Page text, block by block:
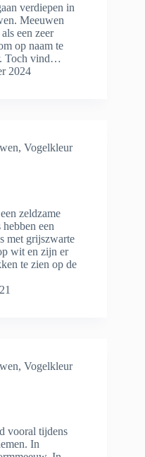
verdiepen in
Meeuwen
een zeer
op naam te
Toch vind…
2024
, Vogelkleur
zeldzame
een
met grijszwarte
wit en zijn er
te zien op de
, Vogelkleur
vooral tijdens
In